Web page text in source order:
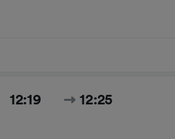
12:19 12:25